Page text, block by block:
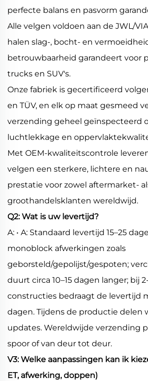
perfecte balans en pasvorm
Alle velgen voldoen aan de JWL/
halen slag-, bocht- en
betrouwbaarheid garandeert voor
trucks en SUV's.
Onze fabriek is gecertificeerd
en TÜV, en elk op maat gesmeed
verzending geheel geïnspecteerd
luchtlekkage en
Met OEM-kwaliteitscontrole
velgen een sterkere, lichtere en
prestatie voor zowel aftermarket-
groothandelsklanten wereldwijd.
Q2: Wat is uw levertijd?
A: • A: Standaard levertijd 15–25
monoblock afwerkingen zoals
geborsteld/gepolijst/gespoten;
duurt circa 10–15 dagen langer; bij
constructies bedraagt de levertijd
dagen. Tijdens de productie delen
updates. Wereldwijde verzending
spoor of van deur tot deur.
V3: Welke aanpassingen kan ik
ET, afwerking, doppen)